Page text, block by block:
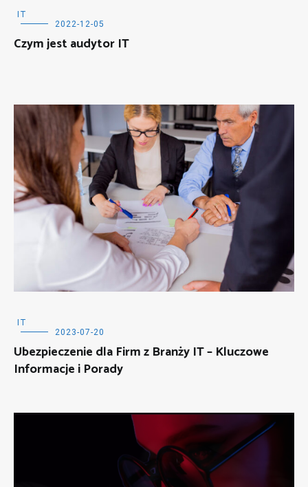
IT
2022-12-05
Czym jest audytor IT
IT
2023-07-20
Ubezpieczenie dla Firm z Branży IT – Kluczowe
Informacje i Porady